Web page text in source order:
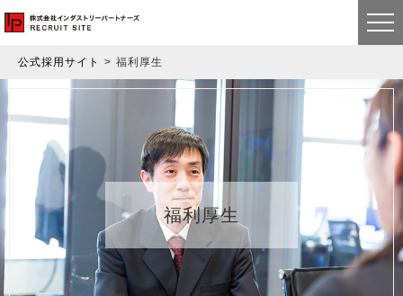
公式採用サイト 福利厚生
福利厚生